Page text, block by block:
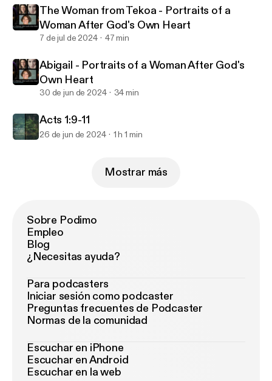
Christ Church of Central Arkansas
The Woman from Tekoa - Portraits of a
Woman After God's Own Heart
7 de jul de 2024 47 min
Abigail - Portraits of a Woman After God's
Own Heart
30 de jun de 2024 34 min
Acts 1:9-11
26 de jun de 2024 1 h 1 min
Mostrar más
Sobre Podimo
Empleo
Blog
¿Necesitas ayuda?
Para podcasters
Iniciar sesión como podcaster
Preguntas frecuentes de Podcaster
Normas de la comunidad
Escuchar en iPhone
Escuchar en Android
Escuchar en la web